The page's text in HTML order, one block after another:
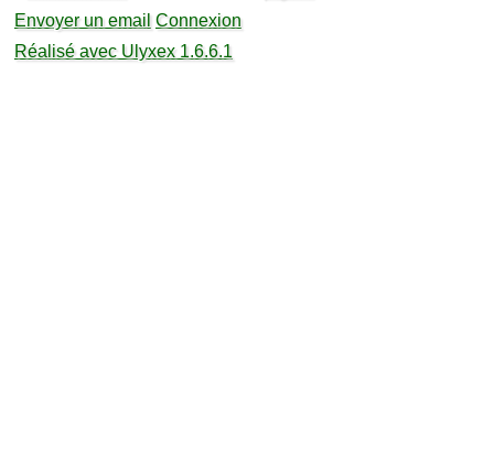
Envoyer un email Connexion
Réalisé avec Ulyxex 1.6.6.1